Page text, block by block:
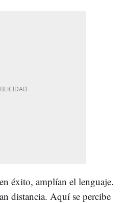
éxito, amplían el lenguaje.
distancia. Aquí se percibe